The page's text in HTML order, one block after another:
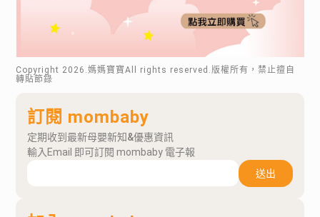
Copyright 2026 .媽媽寶寶All rights reserved.版權所有，禁止擅自
轉貼節錄
訂閱 mombaby
定期收到最新母嬰新知&優惠資訊
輸入Email 即可訂閱 mombaby 電子報
送出